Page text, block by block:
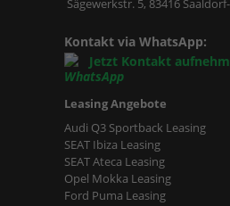
Kontakt via WhatsApp:
Jetzt Kontakt
Leasing Angebote
Audi Q3 Sportback Leasing
SEAT Ibiza Leasing
SEAT Ateca Leasing
Opel Mokka Leasing
Ford Puma Leasing